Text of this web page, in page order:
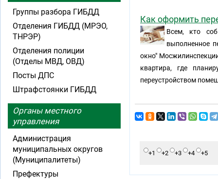
Как оформить
Всем, кто
выполненное
окно"
квартира, где
переустройством
+1 +2 +3 +4 +5
Группы разбора ГИБДД
Отделения ГИБДД (МРЭО,
ТНРЭР)
Отделения полиции
(Отделы МВД, ОВД)
Посты ДПС
Штрафстоянки ГИБДД
Органы местного
управления
Администрация
муниципальных округов
(Муниципалитеты)
Префектуры